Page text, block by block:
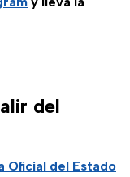
del
Oficial del Estado